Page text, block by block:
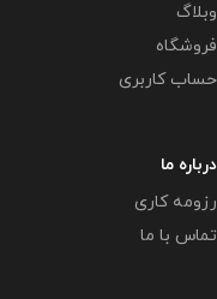
وبلاگ
فروشگاه
حساب کاربری
درباره ما
رزومه کاری
تماس با ما